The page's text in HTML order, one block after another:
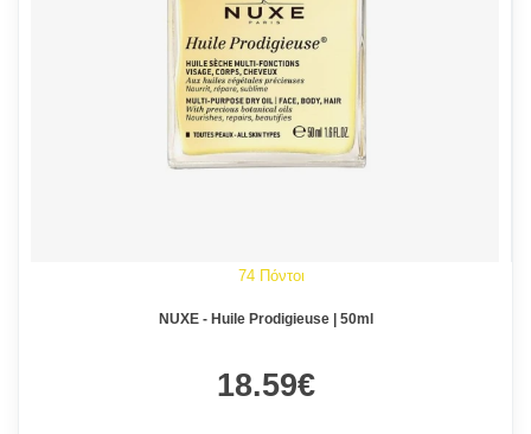
74 Πόντοι
NUXE - Huile Prodigieuse | 50ml
18.59€